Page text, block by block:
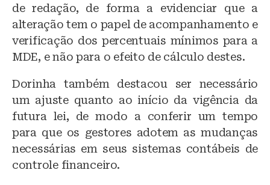
de redação, de forma a evidenciar que a
alteração tem o papel de acompanhamento e
verificação dos percentuais mínimos para a
MDE, e não para o efeito de cálculo destes.
Dorinha também destacou ser necessário
um ajuste quanto ao início da vigência da
futura lei, de modo a conferir um tempo
para que os gestores adotem as mudanças
necessárias em seus sistemas contábeis de
controle financeiro.